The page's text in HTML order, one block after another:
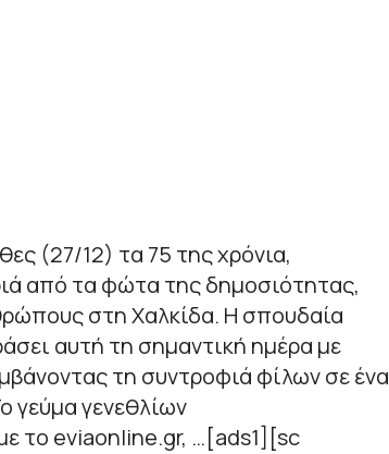
(27/12) τα 75 της χρόνια,
από τα φώτα της δημοσιότητας,
στη Χαλκίδα. Η σπουδαία
αυτή τη σημαντική ημέρα με
τη συντροφιά φίλων σε ένα
γεύμα γενεθλίων
το eviaonline.gr, …[ads1][sc